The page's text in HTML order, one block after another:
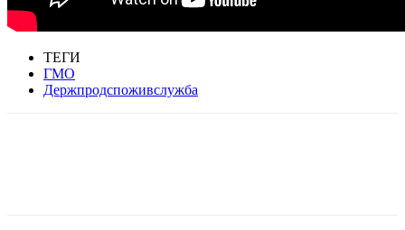
ТЕГИ
ГМО
Держпродспоживслужба